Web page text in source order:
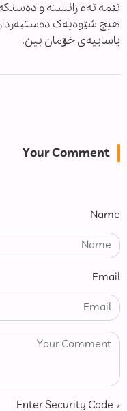
ئێمە ئەم زانستە و
هیچ شێوەیەک
یاساییەی خۆمان بین.
Your Comment
Name
Email
*